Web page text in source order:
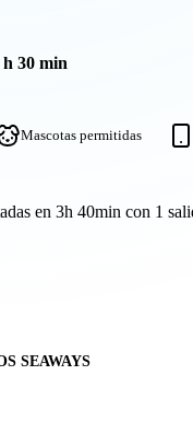
h 30 min
Mascotas permitidas
en 3h 40min con 1
SEAWAYS